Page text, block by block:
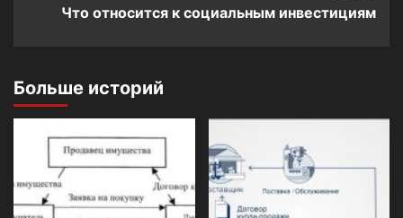
Что относится к социальным инвестициям
Больше историй